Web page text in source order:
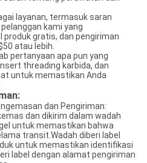
layanan, termasuk saran
kami yang
produk gratis, dan pengiriman
atau lebih.
pertanyaan apa pun yang
threading karbida, dan
untuk memastikan Anda
dan Pengiriman:
dan dikirim dalam wadah
untuk memastikan bahwa
transit.Wadah diberi label
untuk memastikan identifikasi
label dengan alamat pengiriman